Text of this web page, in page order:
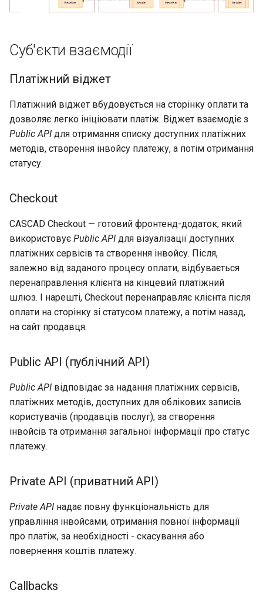
Суб'єкти взаємодії
Платіжний віджет
Платіжний віджет вбудовується на сторінку оплати та
дозволяє легко ініціювати платіж. Віджет взаємодіє з
Public API для отримання списку доступних платіжних
методів, створення інвойсу платежу, а потім отримання
статусу.
Checkout
CASCAD Checkout — готовий фронтенд-додаток, який
використовує Public API для візуалізації доступних
платіжних сервісів та створення інвойсу. Після,
залежно від заданого процесу оплати, відбувається
перенаправлення клієнта на кінцевий платіжний
шлюз. І нарешті, Checkout перенаправляє клієнта після
оплати на сторінку зі статусом платежу, а потім назад,
на сайт продавця.
Public API (публічний API)
Public API відповідає за надання платіжних сервісів,
платіжних методів, доступних для облікових записів
користувачів (продавців послуг), за створення
інвойсів та отримання загальної інформації про статус
платежу.
Private API (приватний API)
Private API надає повну функціональність для
управління інвойсами, отримання повної інформації
про платіж, за необхідності - скасування або
повернення коштів платежу.
Callbacks